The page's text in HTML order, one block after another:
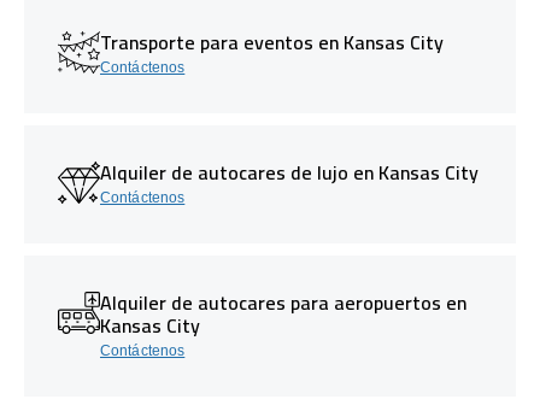
Transporte para eventos en Kansas City
Contáctenos
Alquiler de autocares de lujo en Kansas City
Contáctenos
Alquiler de autocares para aeropuertos en
Kansas City
Contáctenos